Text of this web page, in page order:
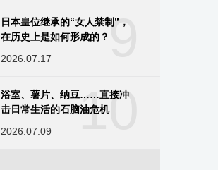
9
日本皇位继承的“女人禁制”，
在历史上是如何形成的？
2026.07.17
10
浴室、薯片、纳豆……直接冲
击日常生活的石脑油危机
2026.07.09